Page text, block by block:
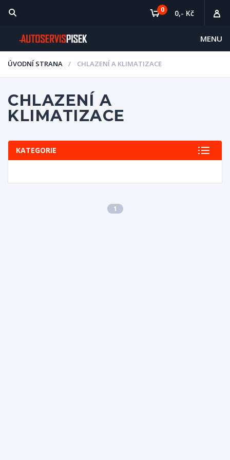
MENU
0 0,- Kč
ÚVODNÍ STRANA CHLAZENÍ A KLIMATIZACE
CHLAZENÍ A
KLIMATIZACE
KATEGORIE
1